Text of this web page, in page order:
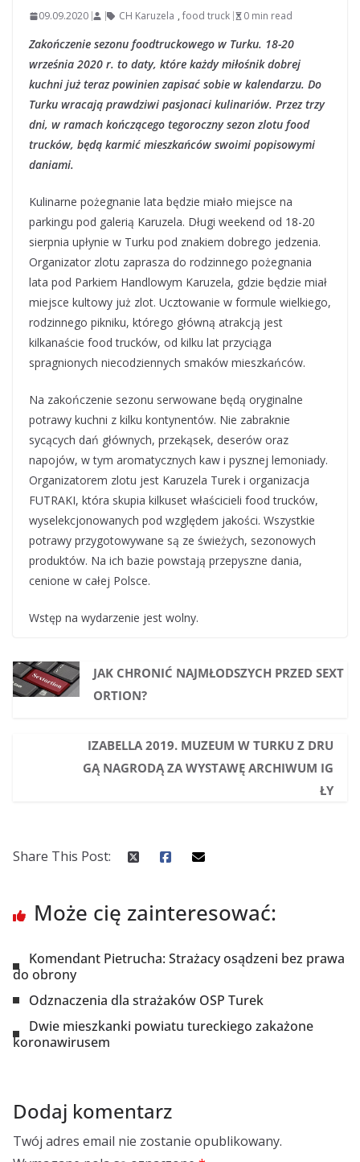
09.09.2020 CH Karuzela , food truck 0 min read
Zakończenie sezonu foodtruckowego w Turku. 18-20
września 2020 r. to daty, które każdy miłośnik dobrej
kuchni już teraz powinien zapisać sobie w kalendarzu. Do
Turku wracają prawdziwi pasjonaci kulinariów. Przez trzy
dni, w ramach kończącego tegoroczny sezon zlotu food
trucków, będą karmić mieszkańców swoimi popisowymi
daniami.
Kulinarne pożegnanie lata będzie miało miejsce na
parkingu pod galerią Karuzela. Długi weekend od 18-20
sierpnia upłynie w Turku pod znakiem dobrego jedzenia.
Organizator zlotu zaprasza do rodzinnego pożegnania
lata pod Parkiem Handlowym Karuzela, gdzie będzie miał
miejsce kultowy już zlot. Ucztowanie w formule wielkiego,
rodzinnego pikniku, którego główną atrakcją jest
kilkanaście food trucków, od kilku lat przyciąga
spragnionych niecodziennych smaków mieszkańców.
Na zakończenie sezonu serwowane będą oryginalne
potrawy kuchni z kilku kontynentów. Nie zabraknie
sycących dań głównych, przekąsek, deserów oraz
napojów, w tym aromatycznych kaw i pysznej lemoniady.
Organizatorem zlotu jest Karuzela Turek i organizacja
FUTRAKI, która skupia kilkuset właścicieli food trucków,
wyselekcjonowanych pod względem jakości. Wszystkie
potrawy przygotowywane są ze świeżych, sezonowych
produktów. Na ich bazie powstają przepyszne dania,
cenione w całej Polsce.
Wstęp na wydarzenie jest wolny.
JAK CHRONIĆ NAJMŁODSZYCH PRZED SEXT
ORTION?
IZABELLA 2019. MUZEUM W TURKU Z DRU
GĄ NAGRODĄ ZA WYSTAWĘ ARCHIWUM IG
ŁY
Share This Post:
Może cię zainteresować:
Komendant Pietrucha: Strażacy osądzeni bez prawa
do obrony
Odznaczenia dla strażaków OSP Turek
Dwie mieszkanki powiatu tureckiego zakażone
koronawirusem
Dodaj komentarz
Twój adres email nie zostanie opublikowany.